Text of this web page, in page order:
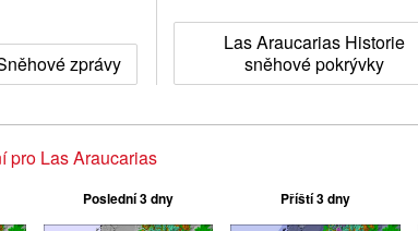
zprávy
Las Araucarias Historie
sněhové pokrývky
pro Las Araucarias
Poslední 3 dny Příští 3 dny